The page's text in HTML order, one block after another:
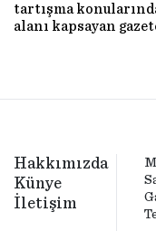
tartışma
alanı kapsayan
Hakkımızda
Künye
İletişim